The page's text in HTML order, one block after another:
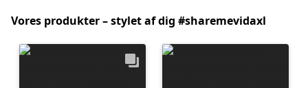
Vores produkter – stylet af dig #sharemevidaxl